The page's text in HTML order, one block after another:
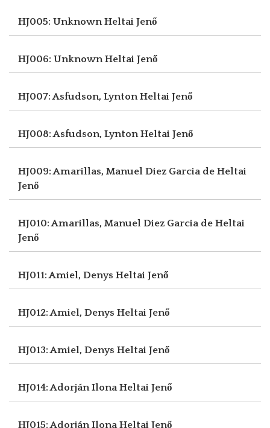
HJ005: UnknownHeltai Jenő
HJ006: UnknownHeltai Jenő
HJ007: Asfudson, LyntonHeltai Jenő
HJ008: Asfudson, LyntonHeltai Jenő
HJ009: Amarillas, Manuel Diez Garcia de Heltai
Jenő
HJ010: Amarillas, Manuel Diez Garcia de Heltai
Jenő
HJ011: Amiel, Denys Heltai Jenő
HJ012: Amiel, Denys Heltai Jenő
HJ013: Amiel, Denys Heltai Jenő
HJ014: Adorján IlonaHeltai Jenő
HJ015: Adorján IlonaHeltai Jenő